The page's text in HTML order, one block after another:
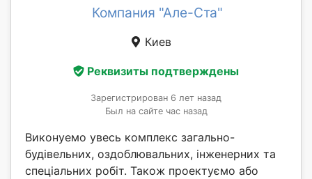
Компания "Але-Ста"
Киев
Реквизиты подтверждены
Зарегистрирован 6 лет назад
Был на сайте час назад
Виконуемо увесь комплекс загально-
будівельних, оздоблювальних, інженерних та
спеціальних робіт. Також проектуємо або